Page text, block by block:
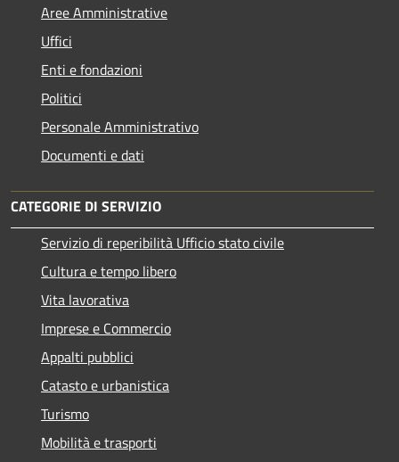
Aree Amministrative
Uffici
Enti e fondazioni
Politici
Personale Amministrativo
Documenti e dati
CATEGORIE DI SERVIZIO
Servizio di reperibilità Ufficio stato civile
Cultura e tempo libero
Vita lavorativa
Imprese e Commercio
Appalti pubblici
Catasto e urbanistica
Turismo
Mobilità e trasporti